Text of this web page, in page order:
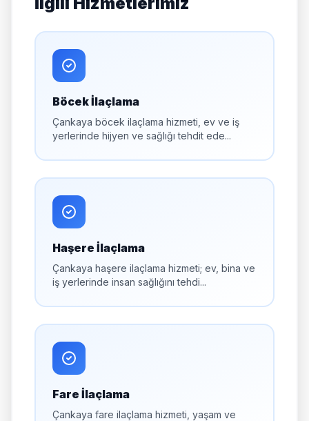
Böcek İlaçlama
Çankaya böcek ilaçlama hizmeti, ev ve iş
yerlerinde hijyen ve sağlığı tehdit ede...
Haşere İlaçlama
Çankaya haşere ilaçlama hizmeti; ev, bina ve
iş yerlerinde insan sağlığını tehdi...
Fare İlaçlama
Çankaya fare ilaçlama hizmeti, yaşam ve